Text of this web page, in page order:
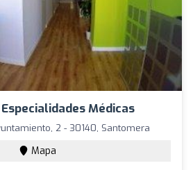
Médicas
2 - 30140, Santomera
Mapa